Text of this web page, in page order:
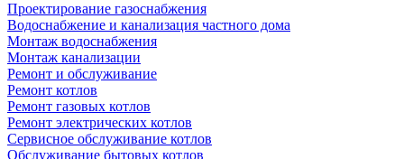
Проектирование газоснабжения
Водоснабжение и канализация частного дома
Монтаж водоснабжения
Монтаж канализации
Ремонт и обслуживание
Ремонт котлов
Ремонт газовых котлов
Ремонт электрических котлов
Сервисное обслуживание котлов
Обслуживание бытовых котлов